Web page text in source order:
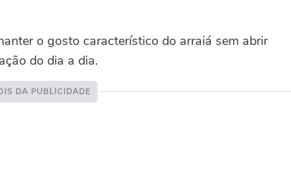
o gosto característico do arraiá sem abrir
do dia a dia.